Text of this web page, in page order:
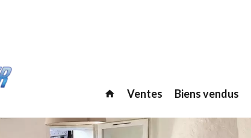
Ventes Biens vendus